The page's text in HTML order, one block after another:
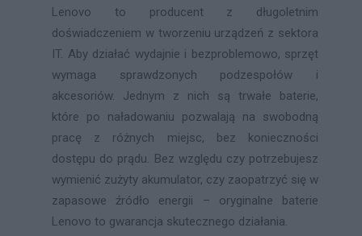
Lenovo to producent z długoletnim
doświadczeniem w tworzeniu urządzeń z sektora
IT. Aby działać wydajnie i bezproblemowo, sprzęt
wymaga sprawdzonych podzespołów i
akcesoriów. Jednym z nich są trwałe baterie,
które po naładowaniu pozwalają na swobodną
pracę z różnych miejsc, bez konieczności
dostępu do prądu. Bez względu czy potrzebujesz
wymienić zużyty akumulator, czy zaopatrzyć się w
zapasowe źródło energii – oryginalne baterie
Lenovo to gwarancja skutecznego działania.